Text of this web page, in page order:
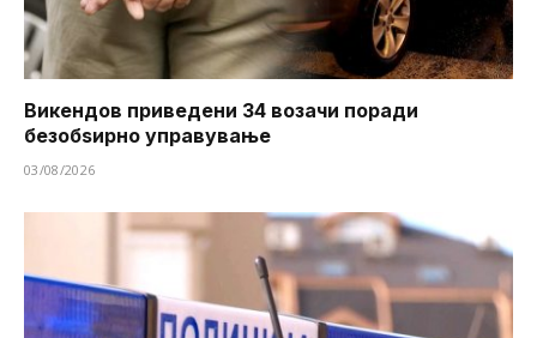
Викендов приведени 34 возачи поради
безобѕирно управување
03/08/2026